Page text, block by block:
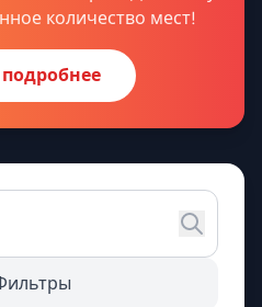
количество мест!